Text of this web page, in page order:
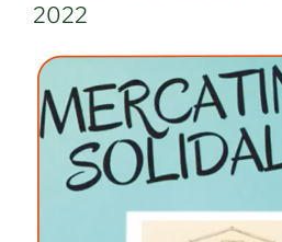
2022